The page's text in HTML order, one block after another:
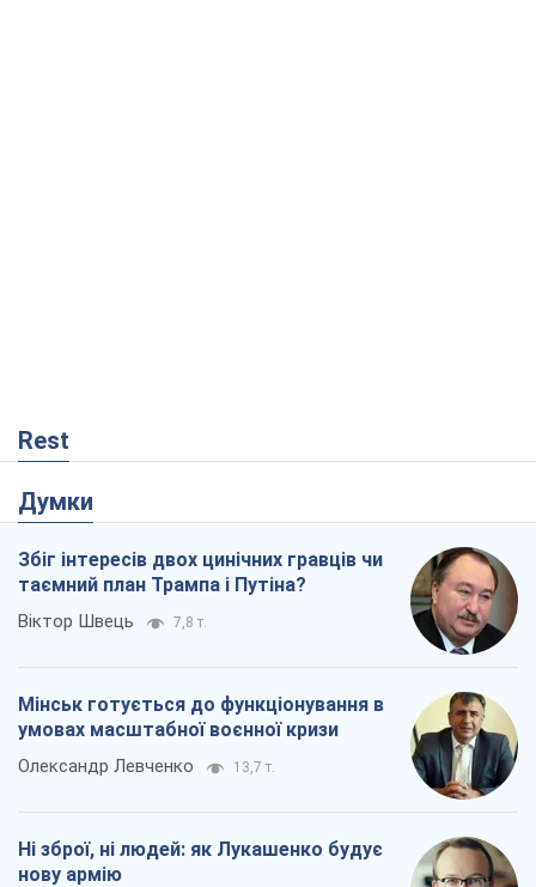
Rest
Думки
Збіг інтересів двох цинічних гравців чи
таємний план Трампа і Путіна?
Віктор Швець 7,8 т.
Мінськ готується до функціонування в
умовах масштабної воєнної кризи
Олександр Левченко 13,7 т.
Ні зброї, ні людей: як Лукашенко будує
нову армію